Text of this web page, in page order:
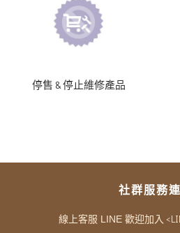
停售 & 停止維修產品
社群服務
線上客服 LINE 歡迎加入